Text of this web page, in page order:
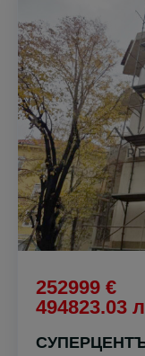
252999 €
494823.03